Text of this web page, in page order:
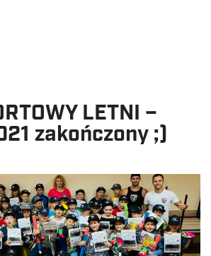
LETNI –
zakończony ;)